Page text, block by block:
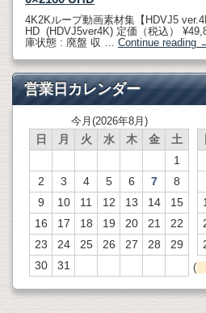
4K2Kループ動画素材集【HDVJ5
HD (HDVJ5ver4K) 定価（税込）
庫状態 : 廃盤 収 … Continue reading
営業日カレンダー
今月(2026年8月)
日 月 火 水 木 金
土
1
2
3 4 5 6 7
8
9
10 11 12 13 14
15
16
17 18 19 20 21
22
23
24 25 26 27 28
29
30
31 (